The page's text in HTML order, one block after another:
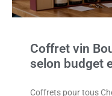
Coffret vin
selon budget
Coffrets pour tous